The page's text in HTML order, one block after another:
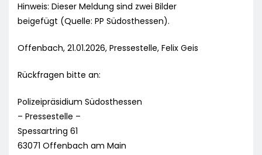
Hinweis: Dieser Meldung sind zwei Bilder
beigefügt (Quelle: PP Südosthessen).
Offenbach, 21.01.2026, Pressestelle, Felix Geis
Rückfragen bitte an:
Polizeipräsidium Südosthessen
– Pressestelle –
Spessartring 61
63071 Offenbach am Main